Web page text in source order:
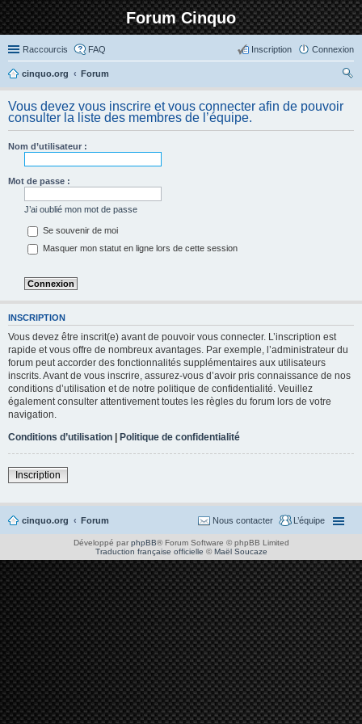
Forum Cinquo
Raccourcis FAQ Connexion
Inscription
cinquo.org
Forum
her
ch
Vous devez vous inscrire et vous connecter afin de pouvoir
consulter la liste des membres de l’équipe.
Nom d’utilisateur :
Mot de passe :
J’ai oublié mon mot de passe
Se souvenir de moi
Masquer mon statut en ligne lors de cette session
INSCRIPTION
Vous devez être inscrit(e) avant de pouvoir vous connecter. L’inscription est
rapide et vous offre de nombreux avantages. Par exemple, l’administrateur du
forum peut accorder des fonctionnalités supplémentaires aux utilisateurs
inscrits. Avant de vous inscrire, assurez-vous d’avoir pris connaissance de nos
conditions d’utilisation et de notre politique de confidentialité. Veuillez
également consulter attentivement toutes les règles du forum lors de votre
navigation.
Conditions d’utilisation | Politique de confidentialité
Inscription
cinquo.org Forum L’équipe
Nous contacter
Développé par phpBB® Forum Software © phpBB Limited
Traduction française officielle ©Maël Soucaze